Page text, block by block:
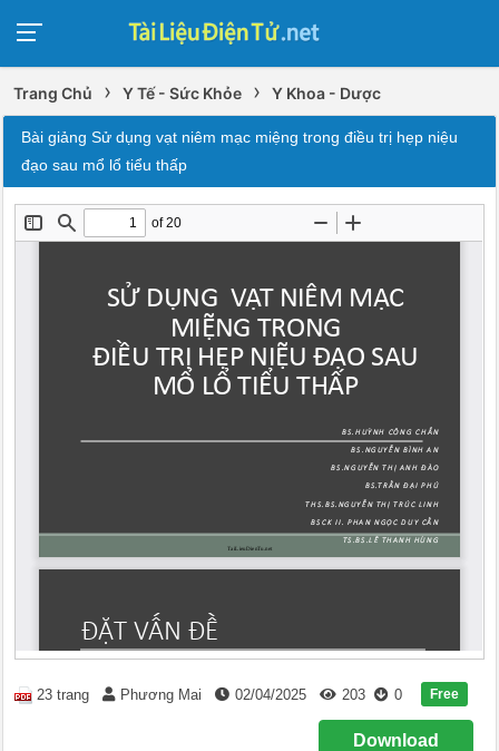
Trang Chủ › Y Tế - Sức Khỏe › Y Khoa - Dược
Bài giảng Sử dụng vạt niêm mạc miệng trong điều trị hẹp niệu
đạo sau mổ lổ tiểu thấp
23 trang Phương Mai 02/04/2025 203 0 Free
Download